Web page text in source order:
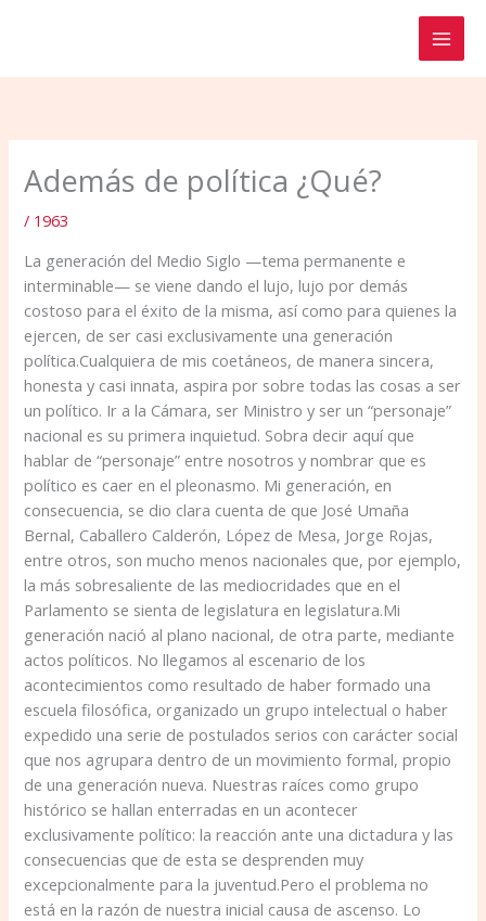
Además de política ¿Qué?
/ 1963
La generación del Medio Siglo —tema permanente e
interminable— se viene dando el lujo, lujo por demás
costoso para el éxito de la misma, así como para quienes la
ejercen, de ser casi exclusivamente una generación
política.Cualquiera de mis coetáneos, de manera sincera,
honesta y casi innata, aspira por sobre todas las cosas a ser
un político. Ir a la Cámara, ser Ministro y ser un “personaje”
nacional es su primera inquietud. Sobra decir aquí que
hablar de “personaje” entre nosotros y nombrar que es
político es caer en el pleonasmo. Mi generación, en
consecuencia, se dio clara cuenta de que José Umaña
Bernal, Caballero Calderón, López de Mesa, Jorge Rojas,
entre otros, son mucho menos nacionales que, por ejemplo,
la más sobresaliente de las mediocridades que en el
Parlamento se sienta de legislatura en legislatura.Mi
generación nació al plano nacional, de otra parte, mediante
actos políticos. No llegamos al escenario de los
acontecimientos como resultado de haber formado una
escuela filosófica, organizado un grupo intelectual o haber
expedido una serie de postulados serios con carácter social
que nos agrupara dentro de un movimiento formal, propio
de una generación nueva. Nuestras raíces como grupo
histórico se hallan enterradas en un acontecer
exclusivamente político: la reacción ante una dictadura y las
consecuencias que de esta se desprenden muy
excepcionalmente para la juventud.Pero el problema no
está en la razón de nuestra inicial causa de ascenso. Lo